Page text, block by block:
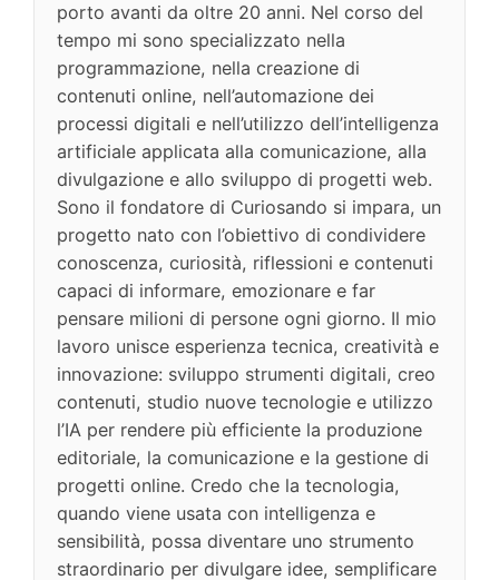
porto avanti da oltre 20 anni. Nel corso del
tempo mi sono specializzato nella
programmazione, nella creazione di
contenuti online, nell’automazione dei
processi digitali e nell’utilizzo dell’intelligenza
artificiale applicata alla comunicazione, alla
divulgazione e allo sviluppo di progetti web.
Sono il fondatore di Curiosando si impara, un
progetto nato con l’obiettivo di condividere
conoscenza, curiosità, riflessioni e contenuti
capaci di informare, emozionare e far
pensare milioni di persone ogni giorno. Il mio
lavoro unisce esperienza tecnica, creatività e
innovazione: sviluppo strumenti digitali, creo
contenuti, studio nuove tecnologie e utilizzo
l’IA per rendere più efficiente la produzione
editoriale, la comunicazione e la gestione di
progetti online. Credo che la tecnologia,
quando viene usata con intelligenza e
sensibilità, possa diventare uno strumento
straordinario per divulgare idee, semplificare